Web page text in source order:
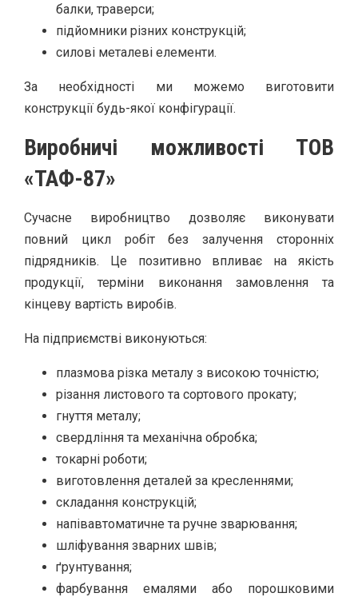
балки, траверси;
підйомники різних конструкцій;
силові металеві елементи.
За необхідності ми можемо виготовити
конструкції будь-якої конфігурації.
Виробничі можливості ТОВ
«ТАФ-87»
Сучасне виробництво дозволяє виконувати
повний цикл робіт без залучення сторонніх
підрядників. Це позитивно впливає на якість
продукції, терміни виконання замовлення та
кінцеву вартість виробів.
На підприємстві виконуються:
плазмова різка металу з високою точністю;
різання листового та сортового прокату;
гнуття металу;
свердління та механічна обробка;
токарні роботи;
виготовлення деталей за кресленнями;
складання конструкцій;
напівавтоматичне та ручне зварювання;
шліфування зварних швів;
ґрунтування;
фарбування емалями або порошковими